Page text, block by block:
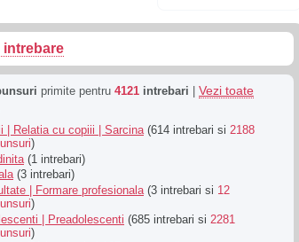
intrebare
primite pentru 4121 intrebari
Vezi toate
| Relatia cu copiii | Sarcina(614 intrebari si 2188
)
(1 intrebari)
(3 intrebari)
| Formare profesionala (3 intrebari si 12
)
| Preadolescenti (685 intrebari si 2281
)